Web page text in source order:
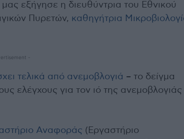
εξήγησε η διευθύντρια του Εθνικού
Πυρετών, καθηγήτρια
-
τελικά από ανεμοβλογιά – το δείγμα
ελέγχους για τον ιό της ανεμοβλογιάς
Αναφοράς (Εργαστήριο